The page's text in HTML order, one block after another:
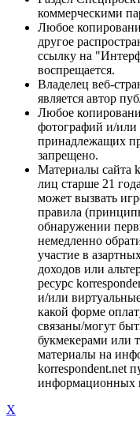
коммерческими
Любое
другое
ссылку на
воспрещается.
Владелец веб-
является автор
Любое
фотографий и/или
принадлежащих
запрещено.
Материалы сайта
лиц старше 21
может вызвать
правила
обнаружении
немедленно
участие в
доходов или
ресурс
и/или
какой форме
связаны/могут
букмекерами или
материалы на
korrespondent.net
информационных
X